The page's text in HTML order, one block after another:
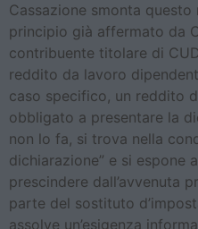
Cassazione smonta
principio già affermato da
contribuente titolare di
reddito da lavoro
caso specifico, un reddito
obbligato a presentare la
non lo fa, si trova nella
dichiarazione” e si espone
prescindere dall’avvenuta
parte del sostituto
assolve un’esigenza